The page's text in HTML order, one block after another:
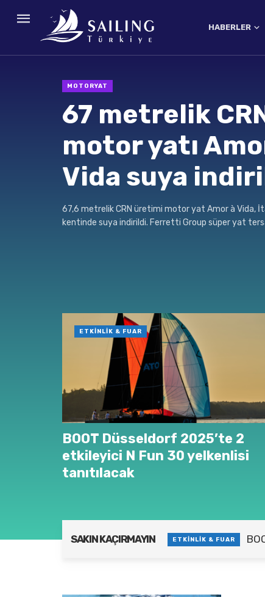
HABERLER
MOTORYAT
67 metrelik
motor yatı
Vida suya
67,6 metrelik CRN üretimi motor yat Amor à Vida,
kentinde suya indirildi. Ferretti Group süper yat
BOOT Düsseldorf 2025’te 2
etkileyici N Fun 30 yelkenlisi
tanıtılacak
ETKINLIK & FUAR
SAKIN KAÇIRMAYIN ETKINLIK & FUAR